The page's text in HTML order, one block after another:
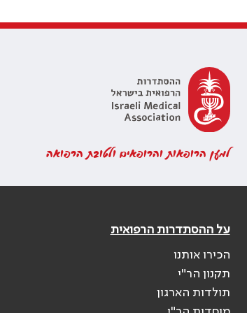
למען הרופאות והרופאים ולטובת הרפואה
על ההסתדרות הרפואית
הכירו אותנו
תקנון הר"י
תולדות הארגון